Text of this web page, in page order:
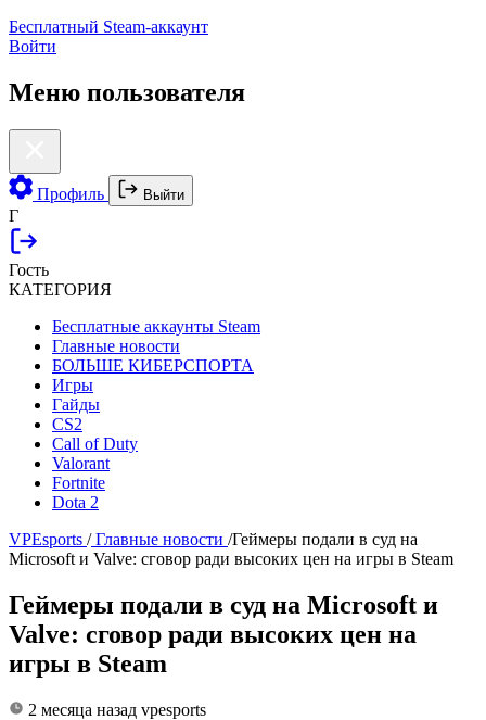
Бесплатный Steam-аккаунт
Войти
Меню пользователя
Профиль Выйти
Г
Гость
КАТЕГОРИЯ
Бесплатные аккаунты Steam
Главные новости
БОЛЬШЕ КИБЕРСПОРТА
Игры
Гайды
CS2
Call of Duty
Valorant
Fortnite
Dota 2
VPEsports / Главные новости /Геймеры подали в суд на
Microsoft и Valve: сговор ради высоких цен на игры в Steam
Геймеры подали в суд на Microsoft и
Valve: сговор ради высоких цен на
игры в Steam
2 месяца назад vpesports